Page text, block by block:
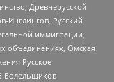
Древнерусской
Инглингов, Русский
иммиграции,
объединениях, Омская
Русское
Болельщиков